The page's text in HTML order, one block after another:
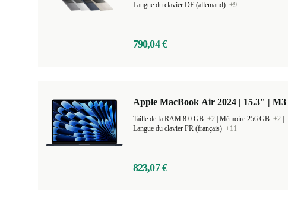
Langue du clavier DE (allemand) +9
790,04 €
Apple MacBook Air 2024 | 15.3" | M3
Taille de la RAM 8.0 GB +2 Mémoire 256 GB +2
Langue du clavier FR (français) +11
823,07 €